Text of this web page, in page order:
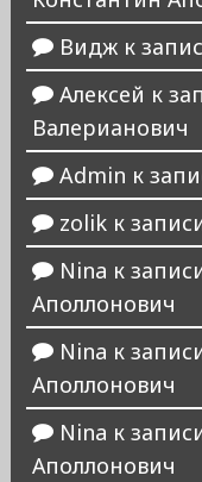
Виджк
Алексей к
Валерианович
Admin к
zolikк
Nina к
Аполлонович
Nina к
Аполлонович
Nina к
Аполлонович